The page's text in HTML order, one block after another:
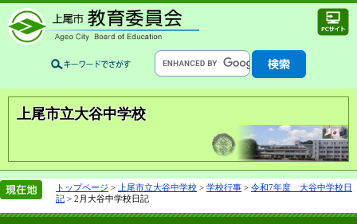
上尾市立大谷中学校
トップページ > 上尾市立大谷中学校 > 学校行事 > 令和7年度 大谷中学校日
記 > 2月大谷中学校日記